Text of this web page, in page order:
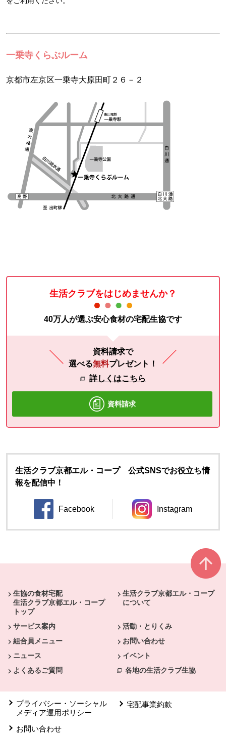
一乗寺くらぶルーム
京都市左京区一乗寺大原田町２６－２
生活クラブをはじめませんか？
40万人が選ぶ安心食材の宅配生協です
資料請求で
選べる無料プレゼント！
詳しくはこちら
資料請求
生活クラブ京都エル・コープ 公式SNSでお役立ち情
報を配信中！
Facebook
別のウィンドウで開きます。
Instagram
別のウィンドウ
生協の食材宅配
生活クラブ京都エル・コープ
トップ
生活クラブ京都エル・コープ
について
サービス案内
活動・とりくみ
組合員メニュー
お問い合わせ
ニュース
イベント
よくあるご質問
各地の生活クラブ生協
プライバシー・ソーシャル
メディア運用ポリシー
宅配事業約款
お問い合わせ